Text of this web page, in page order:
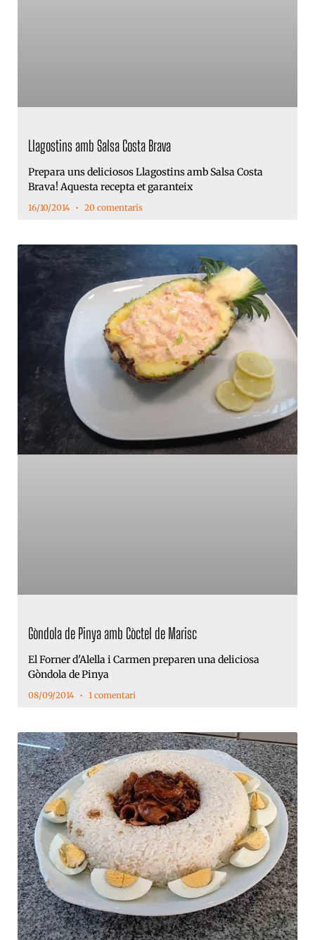
Llagostins amb Salsa Costa Brava
Prepara uns deliciosos Llagostins amb Salsa Costa
Brava! Aquesta recepta et garanteix
16/10/2014 20 comentaris
Gòndola de Pinya amb Còctel de Marisc
El Forner d'Alella i Carmen preparen una deliciosa
Gòndola de Pinya
08/09/2014 1 comentari